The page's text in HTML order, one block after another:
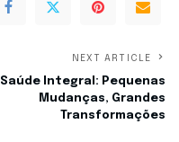
NEXT ARTICLE
Saúde Integral: Pequenas
Mudanças, Grandes
Transformações